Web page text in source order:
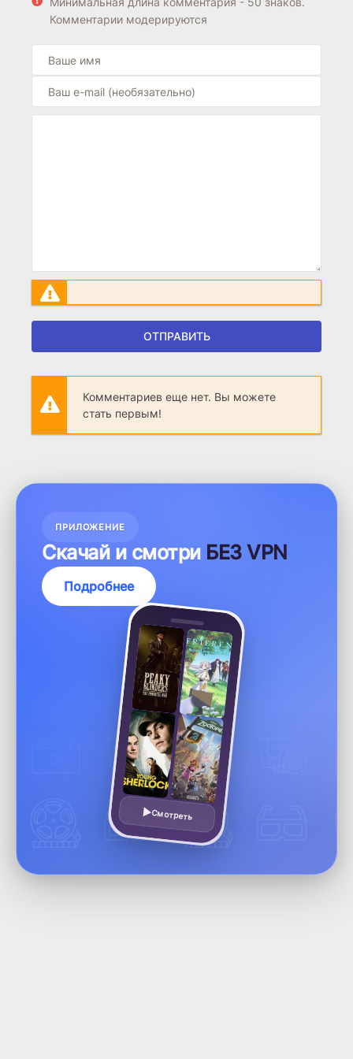
Комментарии модерируются
ОТПРАВИТЬ
Комментариев еще нет. Вы можете
стать первым!
ПРИЛОЖЕНИЕ
Скачай и смотри БЕЗ VPN
Подробнее
Смотреть